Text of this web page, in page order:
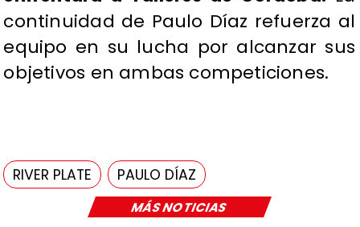
MÁS NOTICIAS
continuidad de Paulo Díaz refuerza al
equipo en su lucha por alcanzar sus
objetivos en ambas competiciones.
RIVER PLATE PAULO DÍAZ